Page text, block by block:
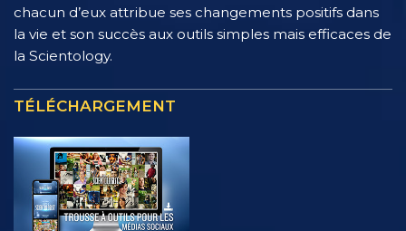
chacun d’eux attribue ses changements positifs dans
la vie et son succès aux outils simples mais efficaces de
la Scientology.
TÉLÉCHARGEMENT